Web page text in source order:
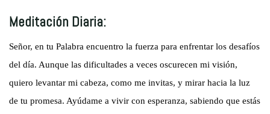
Meditación Diaria:
Señor, en tu Palabra encuentro la fuerza para enfrentar los desafíos
del día. Aunque las dificultades a veces oscurecen mi visión,
quiero levantar mi cabeza, como me invitas, y mirar hacia la luz
de tu promesa. Ayúdame a vivir con esperanza, sabiendo que estás